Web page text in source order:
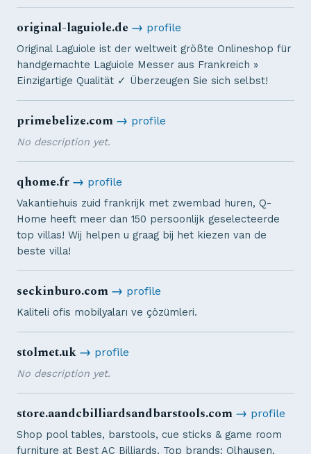
original-laguiole.de → profile
Original Laguiole ist der weltweit größte Onlineshop für
handgemachte Laguiole Messer aus Frankreich »
Einzigartige Qualität ✓ Überzeugen Sie sich selbst!
primebelize.com→ profile
No description yet.
qhome.fr→ profile
Vakantiehuis zuid frankrijk met zwembad huren, Q-
Home heeft meer dan 150 persoonlijk geselecteerde
top villas! Wij helpen u graag bij het kiezen van de
beste villa!
seckinburo.com→ profile
Kaliteli ofis mobilyaları ve çözümleri.
stolmet.uk→ profile
No description yet.
store.aandcbilliardsandbarstools.com→ profile
Shop pool tables, barstools, cue sticks & game room
furniture at Best AC Billiards. Top brands: Olhausen,